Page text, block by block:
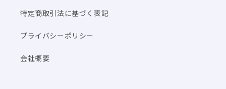
特定商取引法に基づく表記
プライバシーポリシー
会社概要